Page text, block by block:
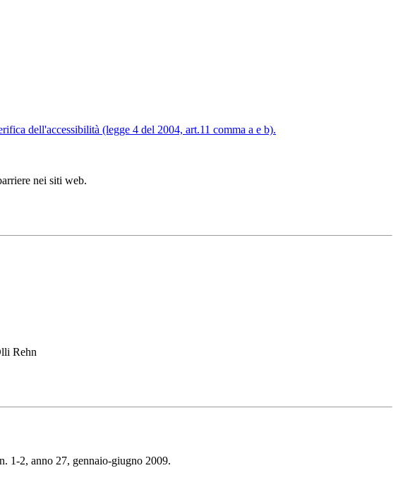
dell'accessibilità (legge 4 del 2004, art.11 comma a e b).
nei siti web.
Rehn
1-2, anno 27, gennaio-giugno 2009.